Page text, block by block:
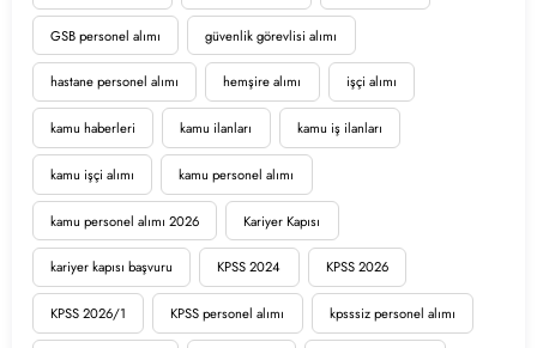
GSB personel alımı güvenlik görevlisi alımı
hastane personel alımı hemşire alımı işçi alımı
kamu haberleri kamu ilanları kamu iş ilanları
kamu işçi alımı kamu personel alımı
kamu personel alımı 2026 Kariyer Kapısı
kariyer kapısı başvuru KPSS 2024 KPSS 2026
KPSS 2026/1 KPSS personel alımı kpsssiz personel alımı